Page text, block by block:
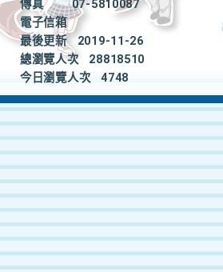
傳真
07-5810087
電子信箱
最後更新
2019-11-26
總瀏覽人次
28818510
今日瀏覽人次
4748